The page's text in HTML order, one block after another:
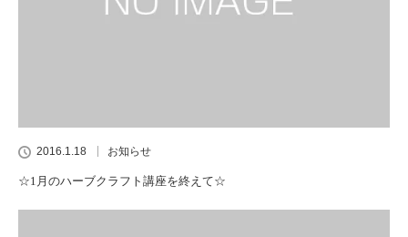
2016.1.18 お知らせ
☆1月のハーブクラフト講座を終えて☆